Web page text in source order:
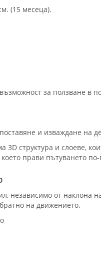
(15 месеца).
за ползване в
и изваждане на
структура и слоеве,
прави пътуването
независимо от наклона
на движението.